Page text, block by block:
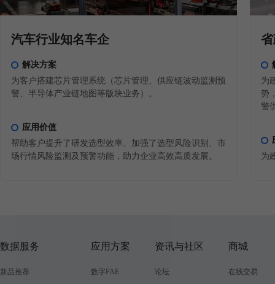
汽车行业知名车企
解决方案
为客户搭建芯片管理系统（芯片管理、供应链波动监测预
警、半导体产业链地图等版块业务）。
应用价值
帮助客户提升了研发选型效率、加强了选型风险识别、市
场行情风险监测及预警功能，助力企业高效高质发展。
为
势
警
为
数据服务
新品推荐
应用方案
数字FAE
资讯与社区
论坛
商城
在线交易